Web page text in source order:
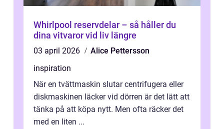
Whirlpool reservdelar – så håller du
dina vitvaror vid liv längre
03 april 2026
Alice Pettersson
inspiration
När en tvättmaskin slutar centrifugera eller
diskmaskinen läcker vid dörren är det lätt att
tänka på att köpa nytt. Men ofta räcker det
med en liten ...